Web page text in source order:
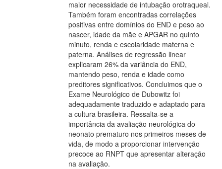
maior necessidade de intubação orotraqueal.
Também foram encontradas correlações
positivas entre domínios do END e peso ao
nascer, idade da mãe e APGAR no quinto
minuto, renda e escolaridade materna e
paterna. Análises de regressão linear
explicaram 26% da variância do END,
mantendo peso, renda e idade como
preditores significativos. Concluimos que o
Exame Neurológico de Dubowitz foi
adequadamente traduzido e adaptado para
a cultura brasileira. Ressalta-se a
importância da avaliação neurológica do
neonato prematuro nos primeiros meses de
vida, de modo a proporcionar intervenção
precoce ao RNPT que apresentar alteração
na avaliação.